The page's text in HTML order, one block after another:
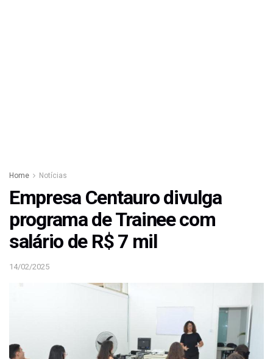
Home Notícias
Empresa Centauro divulga
programa de Trainee com
salário de R$ 7 mil
14/02/2025